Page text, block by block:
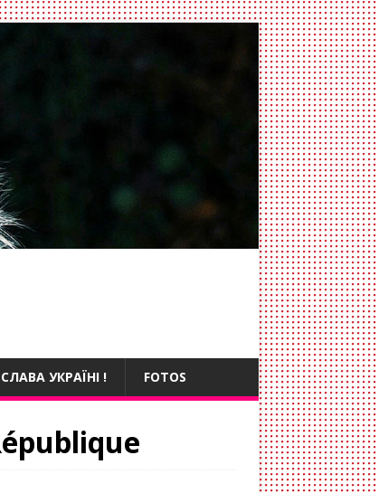
СЛАВА УКРАЇНІ ! FOTOS